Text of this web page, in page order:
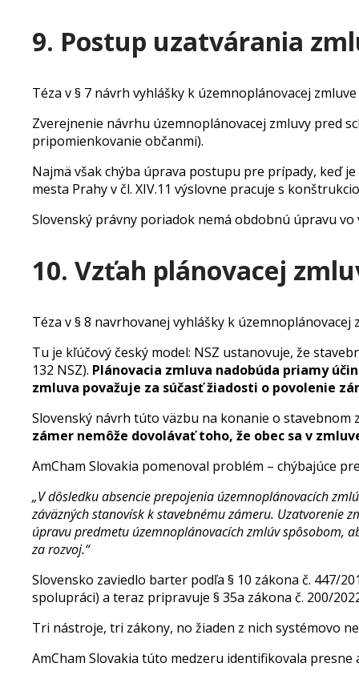
9. Postup uzatvárania
Téza v § 7 návrh vyhlášky k územnoplánovacej
Zverejnenie návrhu územnoplánovacej zmluvy pred
pripomienkovanie občanmi).
Najmä však chýba úprava postupu pre prípady, keď
mesta Prahy v čl. XIV.11 výslovne pracuje s
Slovenský právny poriadok nemá obdobnú úpravu
10. Vzťah plánovacej
Téza v § 8 navrhovanej vyhlášky k
Tu je kľúčový český model: NSZ ustanovuje, že
132 NSZ). Plánovacia zmluva nadobúda priamy
zmluva považuje za súčasť žiadosti o povolenie
Slovenský návrh túto väzbu na konanie o
zámer nemôže dovolávať toho, že obec sa v
AmCham Slovakia pomenoval problém – chýbajúce
„V dôsledku absencie prepojenia územnoplánovacích
záväzných stanovísk k stavebnému zámeru.
úpravu predmetu územnoplánovacích zmlúv spôsobom,
za rozvoj.“
Slovensko zaviedlo barter podľa § 10 zákona č. 447/
spolupráci) a teraz pripravuje § 35a zákona č. 200/
Tri nástroje, tri zákony, no žiaden z nich systémovo
AmCham Slovakia túto medzeru identifikovala